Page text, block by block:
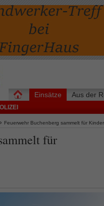
Einsätze Aus der
Feuerwehr Buchenberg sammelt für
für